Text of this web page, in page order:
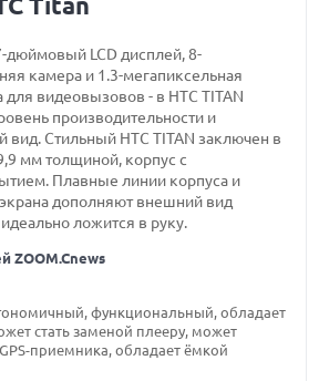
Titan
дюймовый LCD дисплей, 8-
камера и 1.3-мегапиксельная
видеовызовов - в HTC TITAN
производительности и
Стильный HTC TITAN заключен в
мм толщиной, корпус с
Плавные линии корпуса и
дополняют внешний вид
ложится в руку.
ZOOM.Cnews
функциональный, обладает
стать заменой плееру, может
GPS-приемника, обладает ёмкой